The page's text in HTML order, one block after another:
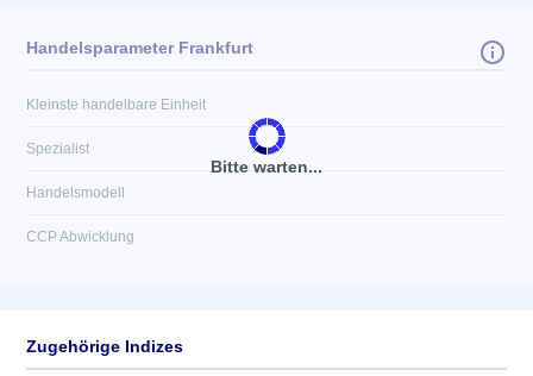
Bitte warten...
Handelsparameter Frankfurt
Kleinste handelbare Einheit
Spezialist
Handelsmodell
CCP Abwicklung
Zugehörige Indizes